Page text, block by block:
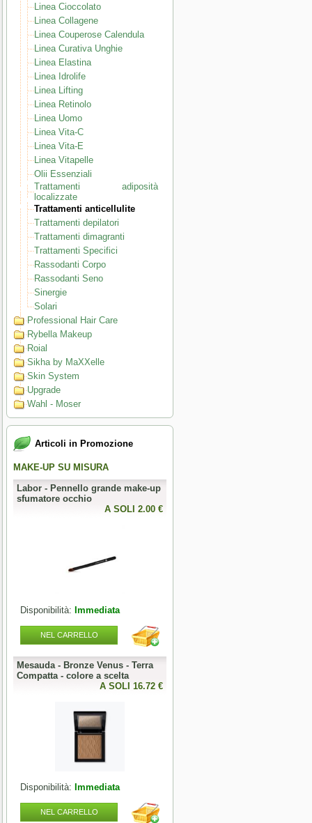
Linea Cioccolato
Linea Collagene
Linea Couperose Calendula
Linea Curativa Unghie
Linea Elastina
Linea Idrolife
Linea Lifting
Linea Retinolo
Linea Uomo
Linea Vita-C
Linea Vita-E
Linea Vitapelle
Olii Essenziali
Trattamenti adiposità
localizzate
Trattamenti anticellulite
Trattamenti depilatori
Trattamenti dimagranti
Trattamenti Specifici
Rassodanti Corpo
Rassodanti Seno
Sinergie
Solari
Professional Hair Care
Rybella Makeup
Roial
Sikha by MaXXelle
Skin System
Upgrade
Wahl - Moser
Articoli in Promozione
MAKE-UP SU MISURA
Labor - Pennello grande make-up
sfumatore occhio
A SOLI 2.00 €
Disponibilità: Immediata
NEL CARRELLO
Mesauda - Bronze Venus - Terra
Compatta - colore a scelta
A SOLI 16.72 €
Disponibilità: Immediata
NEL CARRELLO